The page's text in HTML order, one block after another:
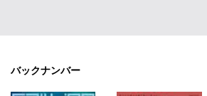
バックナンバー